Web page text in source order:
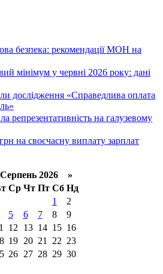
безпека: рекомендації МОН на
мінімум у червні 2026 року: дані
дослідження «Справедлива оплата
репрезентативність на галузевому
на своєчасну виплату зарплат
2026 »
Ср Чт Пт Сб Нд
1
2
5 6 7 8
9
12 13 14 15 16
19 20 21 22 23
26 27 28 29 30